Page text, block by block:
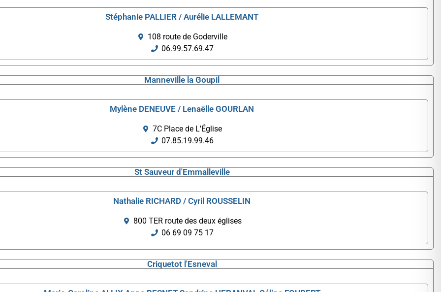
Stéphanie PALLIER / Aurélie LALLEMANT
108 route de Goderville
06.99.57.69.47
Manneville la Goupil
Mylène DENEUVE / Lenaëlle GOURLAN
7C Place de L'Église
07.85.19.99.46
St Sauveur d'Emmalleville
Nathalie RICHARD / Cyril ROUSSELIN
800 TER route des deux églises
06 69 09 75 17
Criquetot l'Esneval